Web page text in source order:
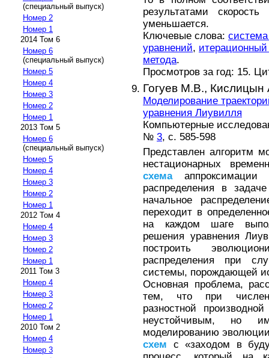
(специальный выпуск)
Номер 2
Номер 1
2014 Том 6
Номер 6
(специальный выпуск)
Номер 5
Номер 4
Номер 3
Номер 2
Номер 1
2013 Том 5
Номер 6
(специальный выпуск)
Номер 5
Номер 4
Номер 3
Номер 2
Номер 1
2012 Том 4
Номер 4
Номер 3
Номер 2
Номер 1
2011 Том 3
Номер 4
Номер 3
Номер 2
Номер 1
2010 Том 2
Номер 4
Номер 3
результатами
уменьшается.
Ключевые слова:
уравнений,
метода.
Просмотров за год: 15.
Гогуев М.В., Кислицын
Моделирование
уравнения Лиувилля
Компьютерные
№ 3, с. 585-598
Представлен алгоритм
нестационарных
схемааппроксимации
распределения в
начальное
переходит в
на каждом шаге
решения уравнения
построить
распределения при
системы, порождающей
Основная проблема,
тем, что при
разностной
неустойчивым, но
моделированию
схем с «заходом в